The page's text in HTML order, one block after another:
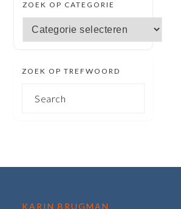
SIDEBAR
ZOEK OP CATEGORIE
Zoek
op
ZOEK OP TREFWOORD
FOOTER
KARIN BRUGMAN